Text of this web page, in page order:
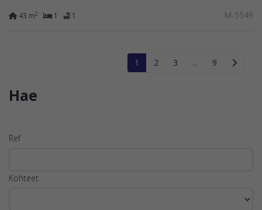
43 m2 1 1 M-5549
1 2 3 ... 9
Hae
Ref
Kohteet